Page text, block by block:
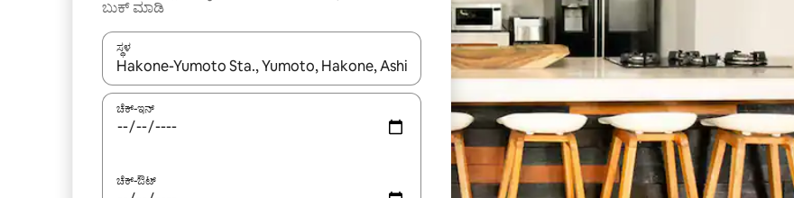
ಬುಕ್ ಮಾಡಿ
ಸ್ಥಳ
ಫಲಿತಾಂಶಗಳು ಲಭ್ಯವಿರುವಾಗ, ಅಪ್ ಮತ್ತು ಡೌನ್ ಬಾಣದ ಕೀಲಿಗಳೊಂದಿಗೆ ನ್ಯಾವಿಗೇಟ್ ಮಾಡಿ ಅಥವಾ ಸ್ಪರ್ಶ ಅಥವಾ ಸ್ವೈಪ್ ಗೆಸ್ಚರ್‌ಗಳ ಮೂಲಕ ಅನ್ವೇಷಿಸಿ.
ಚೆಕ್-ಇನ್
ಚೆಕ್-ಔಟ್